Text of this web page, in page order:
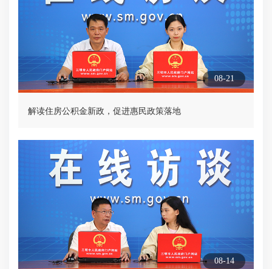
08-21
解读住房公积金新政，促进惠民政策落地
08-14